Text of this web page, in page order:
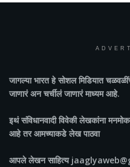
जागल्या भारतहे सोशल मिडियात
जाणारं अन चर्चीलं जाणारं माध्यम आहे.
इथं संविधानवादी विवेकी लेखकांना
आहे तर आमच्याकडे लेख पाठवा
आपले लेखन साहित्य